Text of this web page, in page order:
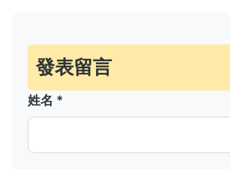
發表留言
姓名 *